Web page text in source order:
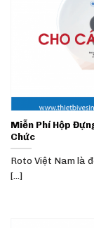
Miễn Phí Hộp
Chức
Roto Việt Nam là
[...]